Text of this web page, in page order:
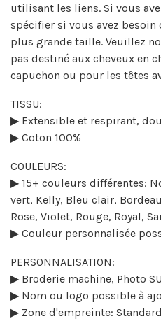
utilisant les liens. Si vous
spécifier si vous avez
plus grande taille. Veuillez
pas destiné aux cheveux en
capuchon ou pour les têtes
TISSU:
▶ Extensible et respirant,
▶ Coton 100%
COULEURS:
▶ 15+ couleurs différentes:
vert, Kelly, Bleu clair,
Rose, Violet, Rouge, Royal,
▶ Couleur personnalisée
PERSONNALISATION:
▶ Broderie machine, Photo
▶ Nom ou logo possible à
▶ Zone d'empreinte: